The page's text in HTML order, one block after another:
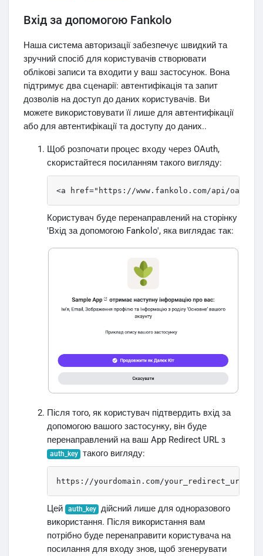
Вхід за допомогою Fankolo
Наша система авторизації забезпечує швидкий та
зручний спосіб для користувачів створювати
облікові записи та входити у ваш застосунок. Вона
підтримує два сценарії: автентифікація та запит
дозволів на доступ до даних користувачів. Ви
можете використовувати її лише для автентифікації
або для автентифікації та доступу до даних..
Щоб розпочати процес входу через OAuth,
скористайтеся посиланням такого вигляду:
<a href="https://www.fankolo.com/api/
Користувач буде перенаправлений на сторінку
'Вхід за допомогою Fankolo', яка виглядає так:
Після того, як користувач підтвердить вхід за
допомогою вашого застосунку, він буде
перенаправлений на ваш App Redirect URL з
auth_key такого вигляду:
https://yourdomain.com/
Цей auth_key дійсний лише для одноразового
використання. Після використання вам
потрібно буде перенаправити користувача на
посилання для входу знов, щоб згенерувати